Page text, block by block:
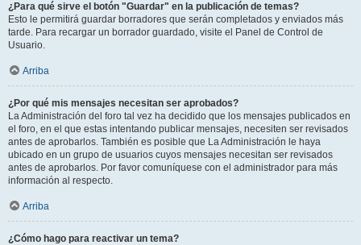
¿Para qué sirve el botón "Guardar" en la publicación de temas?
Esto le permitirá guardar borradores que serán completados y enviados más
tarde. Para recargar un borrador guardado, visite el Panel de Control de
Usuario.
Arriba
¿Por qué mis mensajes necesitan ser aprobados?
La Administración del foro tal vez ha decidido que los mensajes publicados en
el foro, en el que estas intentando publicar mensajes, necesiten ser revisados
antes de aprobarlos. También es posible que La Administración le haya
ubicado en un grupo de usuarios cuyos mensajes necesitan ser revisados
antes de aprobarlos. Por favor comuníquese con el administrador para más
información al respecto.
Arriba
¿Cómo hago para reactivar un tema?